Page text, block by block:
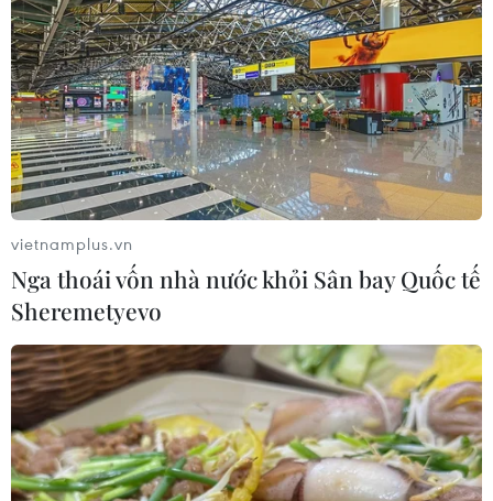
vietnamplus.vn
Nga thoái vốn nhà nước khỏi Sân bay Quốc tế
Sheremetyevo